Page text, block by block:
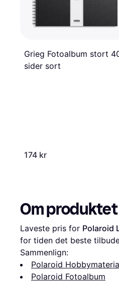
Grieg Fotoalbum stort
sider sort
174 kr
Om produktet
Laveste pris for Polaroid
for tiden det beste
Sammenlign:
Polaroid
Polaroid Fotoalbum